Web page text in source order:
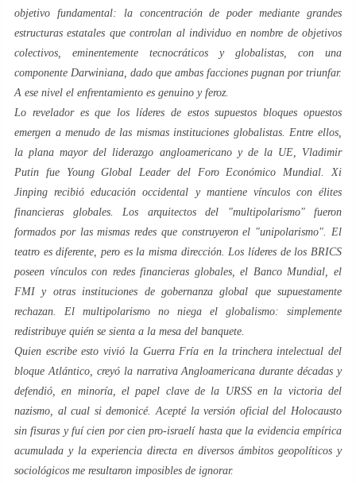
objetivo fundamental: la concentración de poder mediante grandes
estructuras estatales que controlan al individuo en nombre de objetivos
colectivos, eminentemente tecnocráticos y globalistas, con una
componente Darwiniana, dado que ambas facciones pugnan por triunfar.
A ese nivel el enfrentamiento es genuino y feroz.
Lo revelador es que los líderes de estos supuestos bloques opuestos
emergen a menudo de las mismas instituciones globalistas. Entre ellos,
la plana mayor del liderazgo angloamericano y de la UE, Vladimir
Putin fue Young Global Leaderdel Foro Económico Mundial. Xi
Jinping recibió educación occidental y mantiene vínculos con élites
financieras globales. Los arquitectos del "multipolarismo" fueron
formados por las mismas redes que construyeron el "unipolarismo". El
teatro es diferente, pero es la misma dirección. Los líderes de los BRICS
poseen vínculos con redes financieras globales, el Banco Mundial, el
FMI y otras instituciones de gobernanza global que supuestamente
rechazan. El multipolarismo no niega el globalismo: simplemente
redistribuye quién se sienta a la mesa del banquete.
Quien escribe esto vivió la Guerra Fría en la trinchera intelectual del
bloque Atlántico, creyó la narrativa Angloamericana durante décadas y
defendió, en minoría, el papel clave de la URSS en la victoria del
nazismo, al cual si demonicé. Acepté la versión oficial del Holocausto
sin fisuras y fuí cien por cien pro-israelí hasta que la evidencia empírica
acumulada y la experiencia directa en diversos ámbitos geopolíticos y
sociológicos me resultaron imposibles de ignorar.